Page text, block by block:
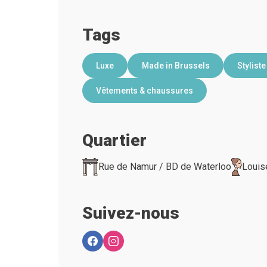
Tags
Luxe Made in Brussels Styliste
Vêtements & chaussures
Quartier
Rue de Namur / BD de Waterloo
Suivez-nous